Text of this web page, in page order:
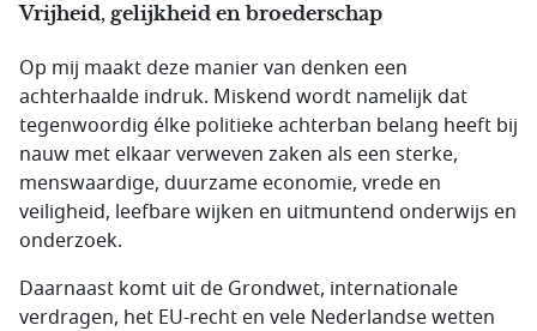
Vrijheid, gelijkheid en broederschap
Op mij maakt deze manier van denken een
achterhaalde indruk. Miskend wordt namelijk dat
tegenwoordig élke politieke achterban belang heeft bij
nauw met elkaar verweven zaken als een sterke,
menswaardige, duurzame economie, vrede en
veiligheid, leefbare wijken en uitmuntend onderwijs en
onderzoek.
Daarnaast komt uit de Grondwet, internationale
verdragen, het EU-recht en vele Nederlandse wetten